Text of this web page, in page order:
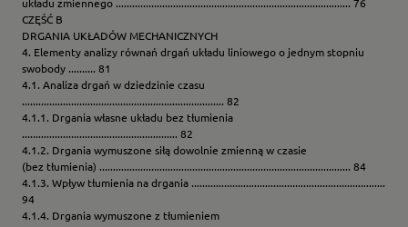
CZĘŚĆ B
DRGANIA UKŁADÓW MECHANICZNYCH
4. Elementy analizy równań drgań układu liniowego o jednym stopniu
swobody .......... 81
4.1. Analiza drgań w dziedzinie czasu
.......................................................................... 82
4.1.1. Drgania własne układu bez tłumienia
......................................................... 82
4.1.2. Drgania wymuszone siłą dowolnie zmienną w czasie
(bez tłumienia) ............................................................................................ 84
4.1.3. Wpływ tłumienia na drgania .......................................................................
94
4.1.4. Drgania wymuszone z tłumieniem